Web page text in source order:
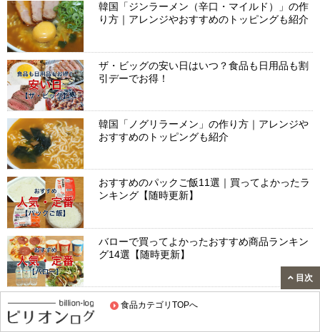
食品カテゴリTOPへ
韓国「ジンラーメン（辛口・マイルド）」の作
り方｜アレンジやおすすめのトッピングも紹介
ザ・ビッグの安い日はいつ？食品も日用品も割
引デーでお得！
韓国「ノグリラーメン」の作り方｜アレンジや
おすすめのトッピングも紹介
おすすめのパックご飯11選｜買ってよかったラ
ンキング【随時更新】
バローで買ってよかったおすすめ商品ランキン
グ14選【随時更新】
コストコの更新方法｜更新料や手続きのやり方
を紹介
目次